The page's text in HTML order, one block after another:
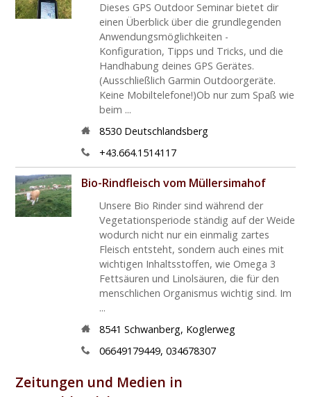
Dieses GPS Outdoor Seminar bietet dir
einen Überblick über die grundlegenden
Anwendungsmöglichkeiten -
Konfiguration, Tipps und Tricks, und die
Handhabung deines GPS Gerätes.
(Ausschließlich Garmin Outdoorgeräte.
Keine Mobiltelefone!)Ob nur zum Spaß wie
beim ...
8530 Deutschlandsberg
+43.664.1514117
Bio-Rindfleisch vom Müllersimahof
Unsere Bio Rinder sind während der
Vegetationsperiode ständig auf der Weide
wodurch nicht nur ein einmalig zartes
Fleisch entsteht, sondern auch eines mit
wichtigen Inhaltsstoffen, wie Omega 3
Fettsäuren und Linolsäuren, die für den
menschlichen Organismus wichtig sind. Im
...
8541 Schwanberg, Koglerweg
06649179449, 034678307
Zeitungen und Medien in